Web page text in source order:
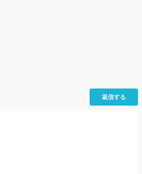
返信する